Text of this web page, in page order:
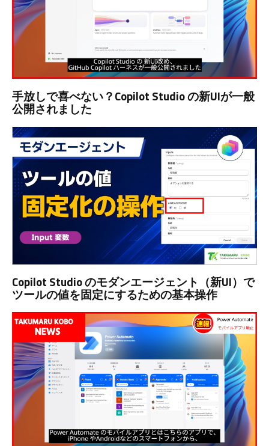
手放しで喜べない？Copilot Studio の新UIが一般
公開されました
Copilot Studio のモダンエージェント（新UI）で
ツールの値を固定にするための基本操作